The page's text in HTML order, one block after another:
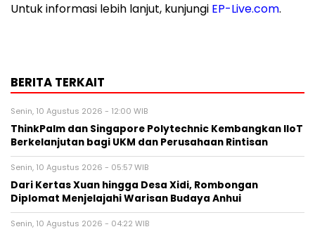
Untuk informasi lebih lanjut, kunjungi EP-Live.com.
BERITA TERKAIT
Senin, 10 Agustus 2026 - 12:00 WIB
ThinkPalm dan Singapore Polytechnic Kembangkan IIoT
Berkelanjutan bagi UKM dan Perusahaan Rintisan
Senin, 10 Agustus 2026 - 05:57 WIB
Dari Kertas Xuan hingga Desa Xidi, Rombongan
Diplomat Menjelajahi Warisan Budaya Anhui
Senin, 10 Agustus 2026 - 04:22 WIB